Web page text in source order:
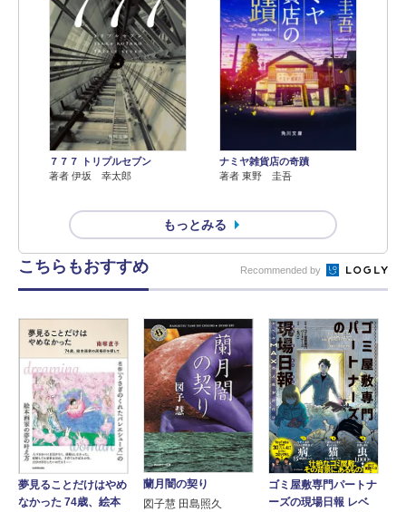
７７７ トリプルセブン
著者 伊坂 幸太郎
ナミヤ雑貨店の奇蹟
著者 東野 圭吾
もっとみる
こちらもおすすめ Recommended by
夢見ることだけはやめ
なかった 74歳、絵本
蘭月闇の契り
図子慧 田島照久
ゴミ屋敷専門パートナ
ーズの現場日報 レベ